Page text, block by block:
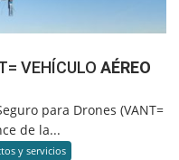
VEHÍCULOAÉREO
para Drones (VANT=
de la...
y servicios